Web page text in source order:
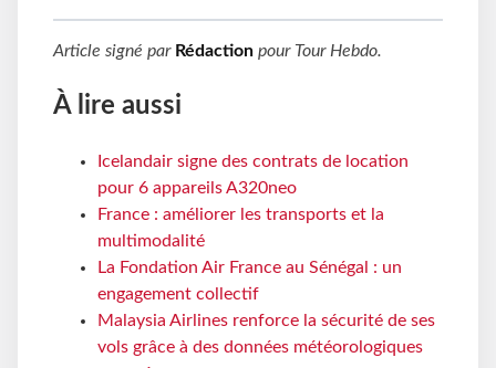
Article signé par Rédaction pour Tour Hebdo.
À lire aussi
Icelandair signe des contrats de location
pour 6 appareils A320neo
France : améliorer les transports et la
multimodalité
La Fondation Air France au Sénégal : un
engagement collectif
Malaysia Airlines renforce la sécurité de ses
vols grâce à des données météorologiques